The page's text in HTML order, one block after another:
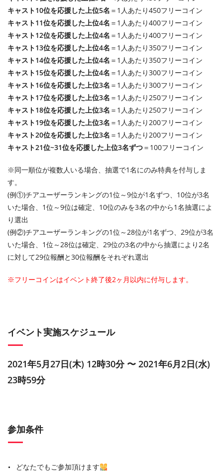
キャスト10位を応援した上位5名 ＝1人あたり450フリーコイン
キャスト11位を応援した上位4名 ＝1人あたり400フリーコイン
キャスト12位を応援した上位4名 ＝1人あたり400フリーコイン
キャスト13位を応援した上位4名 ＝1人あたり350フリーコイン
キャスト14位を応援した上位4名 ＝1人あたり350フリーコイン
キャスト15位を応援した上位4名 ＝1人あたり300フリーコイン
キャスト16位を応援した上位3名 ＝1人あたり300フリーコイン
キャスト17位を応援した上位3名 ＝1人あたり250フリーコイン
キャスト18位を応援した上位3名 ＝1人あたり250フリーコイン
キャスト19位を応援した上位3名 ＝1人あたり200フリーコイン
キャスト20位を応援した上位3名 ＝1人あたり200フリーコイン
キャスト21位~31位を応援した上位3名ずつ＝100フリーコイン
※同一順位が複数人いる場合、抽選で1名にのみ特典を付与しま
す。
(例①)チアユーザーランキングの1位～9位が1名ずつ、10位が3名
いた場合、1位～9位は確定、10位のみを3名の中から1名抽選によ
り選出
(例②)チアユーザーランキングの1位～28位が1名ずつ、29位が3名
いた場合、1位～28位は確定、29位の3名の中から抽選により2名
に対して29位報酬と30位報酬をそれぞれ選出
※フリーコインはイベント終了後2ヶ月以内に付与します。
イベント実施スケジュール
2021年5月27日(木) 12時30分 〜 2021年6月2日(水)
23時59分
参加条件
どなたでもご参加頂けます